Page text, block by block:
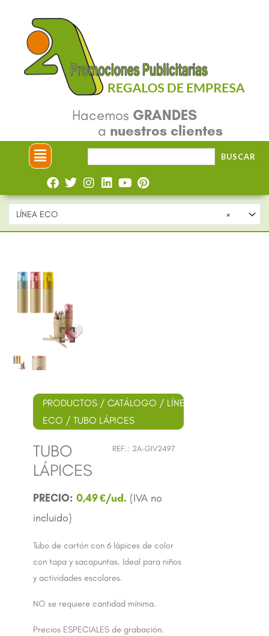
contenido
Hacemos GRANDES
a nuestros clientes
Menú BUSCAR
×
LÍNEA ECO
PRODUCTOS / CATÁLOGO / LÍNEA
ECO / TUBO LÁPICES
REF.: 2A-GIV2497
TUBO
LÁPICES
0,49€
Tubo de cartón con 6 lápices de color
con tapa y sacapuntas. Ideal para niños
y actividades escolares.
NO se requiere cantidad mínima.
Precios ESPECIALES de grabación.